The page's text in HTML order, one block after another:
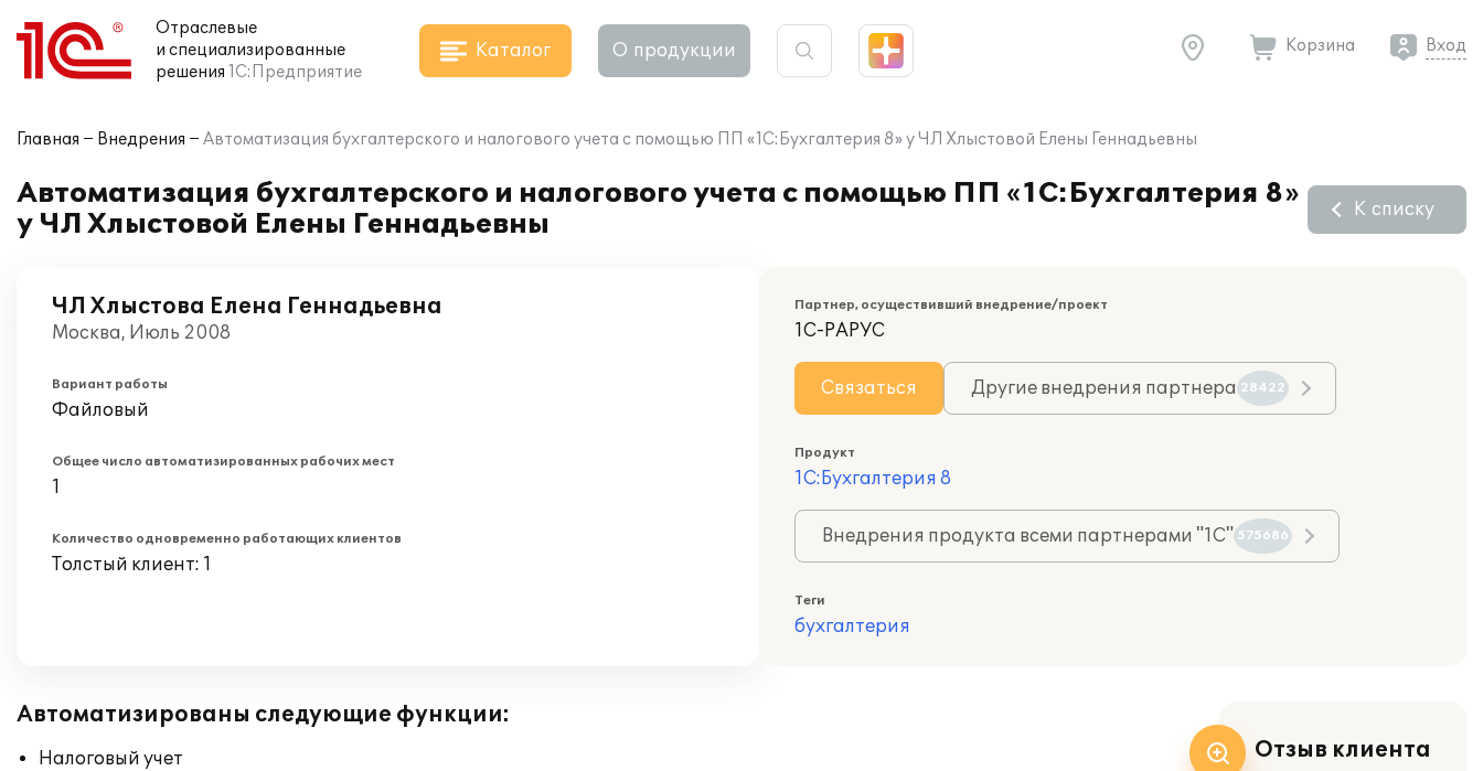
Отраслевые
и специализированные
решения 1С:Предприятие
Каталог О продукции Корзина Вход
Главная Внедрения Автоматизация бухгалтерского и налогового учета с помощью ПП «1С:Бухгалтерия 8» у ЧЛ Хлыстовой Елены Геннадьевны
Автоматизация бухгалтерского и налогового учета с помощью ПП «1С:Бухгалтерия 8»
у ЧЛ Хлыстовой Елены Геннадьевны
К списку
ЧЛ Хлыстова Елена Геннадьевна
Москва, Июль 2008
Вариант работы
Файловый
Общее число автоматизированных рабочих мест
1
Количество одновременно работающих клиентов
Толстый клиент: 1
Партнер, осуществивший внедрение/проект
1С-РАРУС
Связаться Другие внедрения партнера 28422
Продукт
1С:Бухгалтерия 8
Внедрения продукта всеми партнерами "1С" 575686
Теги
бухгалтерия
Автоматизированы следующие функции:
Налоговый учет Отзыв клиента